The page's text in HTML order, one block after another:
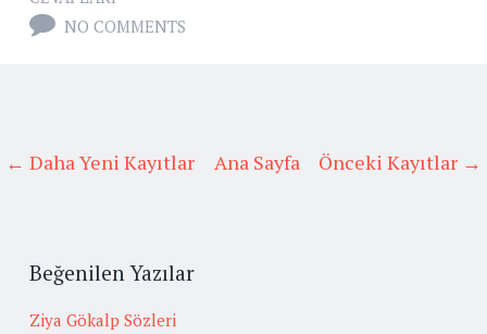
NO COMMENTS
← Daha Yeni Kayıtlar Önceki Kayıtlar →
Ana Sayfa
Beğenilen Yazılar
Ziya Gökalp Sözleri